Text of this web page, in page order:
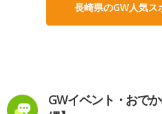
長崎県のGW人気ス
GWイベント・おで